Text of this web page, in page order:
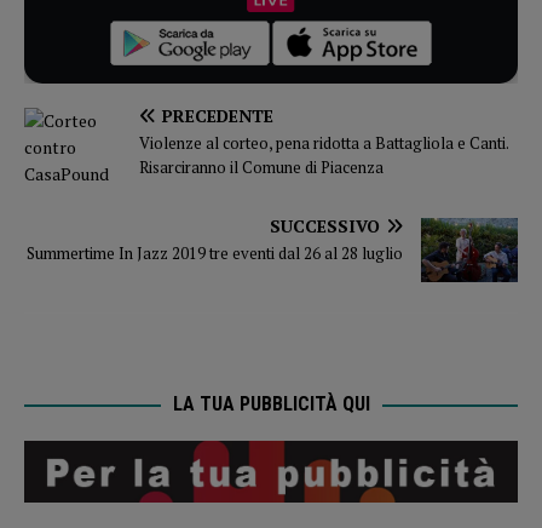
PRECEDENTE
Violenze al corteo, pena ridotta a Battagliola e Canti.
Risarciranno il Comune di Piacenza
SUCCESSIVO
Summertime In Jazz 2019 tre eventi dal 26 al 28 luglio
LA TUA PUBBLICITÀ QUI